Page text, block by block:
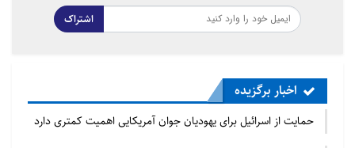
اشتراک
اخبار برگزیده
حمایت از اسرائیل برای یهودیان جوان آمریکایی اهمیت کمتری دارد